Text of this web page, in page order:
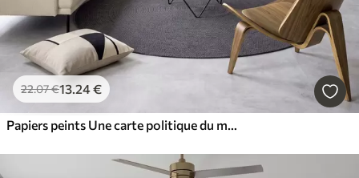
22.07€13.24€
Papiers peints Une carte politique du monde de couleur marron, avec des drapeaux en français